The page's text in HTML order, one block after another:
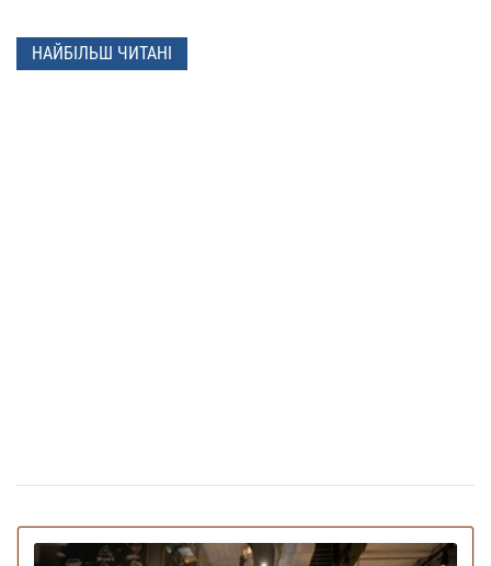
як це пов’язано з відчуттям ейфорії
ефект від такої випічки
НАЙБІЛЬШ ЧИТАНІ